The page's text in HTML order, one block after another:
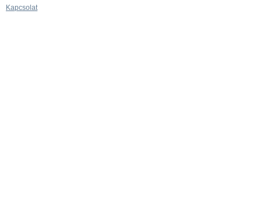
Kapcsolat